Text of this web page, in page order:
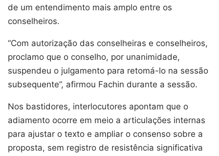
de um entendimento mais amplo entre os
conselheiros.
“Com autorização das conselheiras e conselheiros,
proclamo que o conselho, por unanimidade,
suspendeu o julgamento para retomá-lo na sessão
subsequente”, afirmou Fachin durante a sessão.
Nos bastidores, interlocutores apontam que o
adiamento ocorre em meio a articulações internas
para ajustar o texto e ampliar o consenso sobre a
proposta, sem registro de resistência significativa